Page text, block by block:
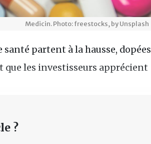
Medicin. Photo: freestocks, by Unsplash
santé partent à la hausse, dopées
les investisseurs apprécient
?